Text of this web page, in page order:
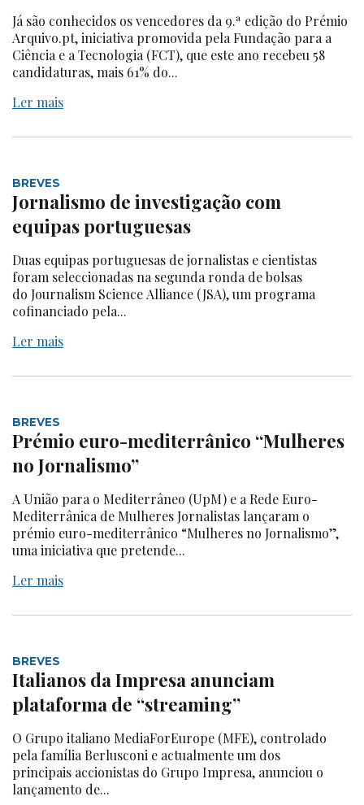
Já são conhecidos os vencedores da 9.ª edição do Prémio
Arquivo.pt, iniciativa promovida pela Fundação para a
Ciência e a Tecnologia (FCT), que este ano recebeu 58
candidaturas, mais 61% do...
Ler mais
BREVES
Jornalismo de investigação com
equipas portuguesas
Duas equipas portuguesas de jornalistas e cientistas
foram seleccionadas na segunda ronda de bolsas
do Journalism Science Alliance (JSA), um programa
cofinanciado pela...
Ler mais
BREVES
Prémio euro-mediterrânico “Mulheres
no Jornalismo”
A União para o Mediterrâneo (UpM) e a Rede Euro-
Mediterrânica de Mulheres Jornalistas lançaram o
prémio euro-mediterrânico “Mulheres no Jornalismo”,
uma iniciativa que pretende...
Ler mais
BREVES
Italianos da Impresa anunciam
plataforma de “streaming”
O Grupo italiano MediaForEurope (MFE), controlado
pela família Berlusconi e actualmente um dos
principais accionistas do Grupo Impresa, anunciou o
lançamento de...